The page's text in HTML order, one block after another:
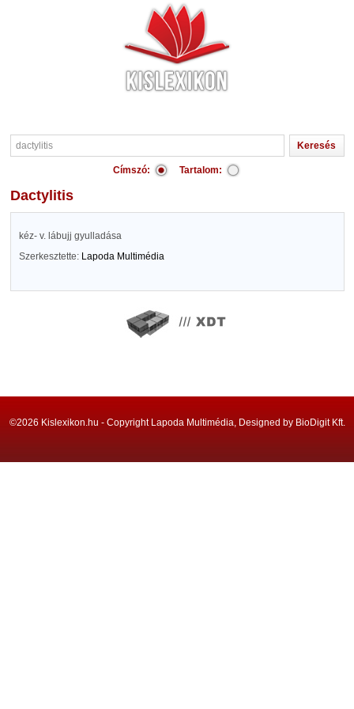
Címszó: Tartalom:
dactylitis
kéz- v. lábujj gyulladása
Szerkesztette: Lapoda Multimédia
©2026 Kislexikon.hu - Copyright Lapoda Multimédia, Designed by BioDigit Kft.